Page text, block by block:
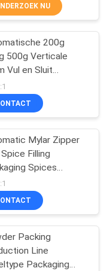
NU
200g
500g Verticale
Vul en Sluit
Zak Wei-
Mylar Zipper
Filling
Spices
Carob
Powder
Doypack Packing
Packing
Line
Packaging